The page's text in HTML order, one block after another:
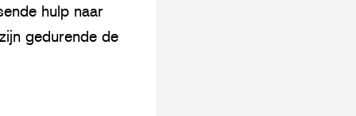
hulp naar
gedurende de